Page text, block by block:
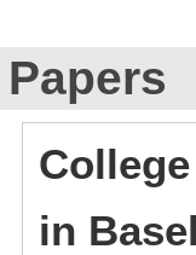
Papers
in